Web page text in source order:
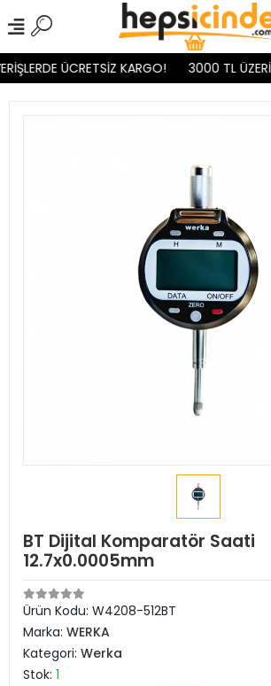
ÜCRETSİZ KARGO! 3000 TL ÜZERİ
BT Dijital Komparatör Saati
12.7x0.0005mm
Ürün Kodu: W4208-512BT
Marka: WERKA
Kategori: Werka
Stok: 1